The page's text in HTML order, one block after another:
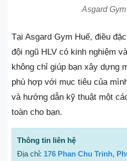
Asgard
Tại Asgard Gym Huế, điều
đội ngũ HLV có kinh nghiệm
không chỉ giúp bạn xây dựng
phù hợp với mục tiêu của
và hướng dẫn kỹ thuật một
toàn cho bạn.
Thông tin liên hệ
Địa chỉ: 176 Phan Chu Trinh,